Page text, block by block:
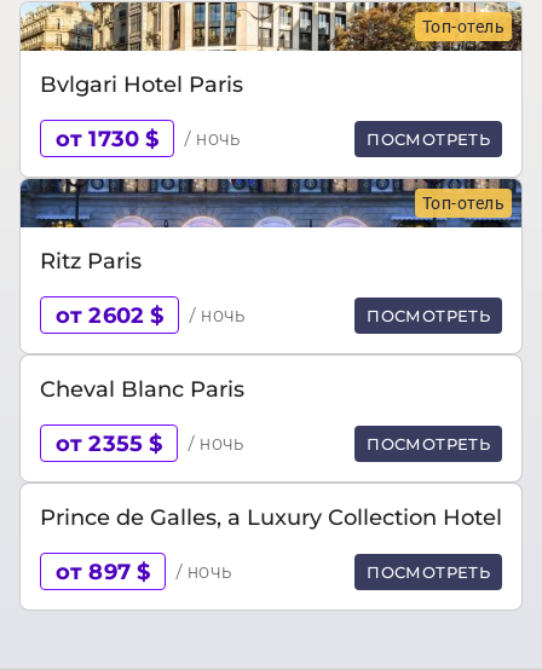
Топ-отель
Bvlgari Hotel Paris
от 1730 $ / ночь ПОСМОТРЕТЬ
Топ-отель
Ritz Paris
от 2602 $ / ночь ПОСМОТРЕТЬ
Cheval Blanc Paris
от 2355 $ / ночь ПОСМОТРЕТЬ
Prince de Galles, a Luxury Collection Hotel
от 897 $ / ночь ПОСМОТРЕТЬ